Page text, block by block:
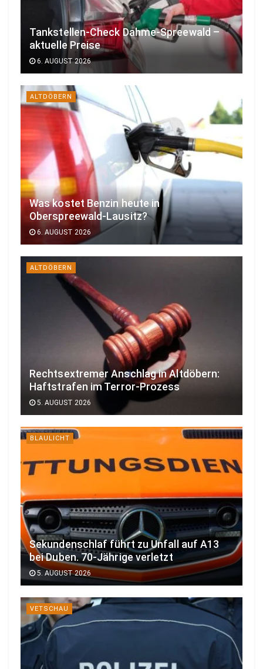
Tankstellen-Check Dahme-Spreewald –
aktuelle Preise
6. AUGUST 2026
ALTDÖBERN
Was kostet Benzin heute in
Oberspreewald-Lausitz?
6. AUGUST 2026
ALTDÖBERN
Rechtsextremer Anschlag in Altdöbern:
Haftstrafen im Terror-Prozess
5. AUGUST 2026
BLAULICHT
Sekundenschlaf führt zu Unfall auf A13
bei Duben. 70-Jährige verletzt
5. AUGUST 2026
VETSCHAU